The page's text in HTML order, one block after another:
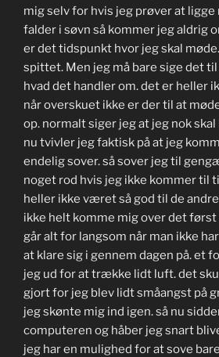
mig selv for hvis jeg prøver at ligge
falder i søvn så kommer jeg aldrig
er det tidspunkt hvor jeg skal
spittet. Men jeg må bare sige det til
hvad det handler om. det er heller
når overskuet ikke er der til at
op. normalt siger jeg at jeg nok
nu tvivler jeg faktisk på at jeg
endelig sover. så sover jeg til
noget rod hvis jeg ikke kommer til
heller ikke været så god til de
ikke helt komme mig over det først
går alt for langsom når man ikke
at klare sig i gennem dagen på. et
jeg ud for at trække lidt luft. det
gjort for jeg blev lidt småangst på
jeg skønte mig ind igen. så nu
computeren og håber jeg snart
jeg har en mulighed for at sove